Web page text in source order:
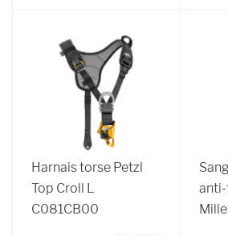
Harnais torse Petzl
Top Croll L
C081CB00